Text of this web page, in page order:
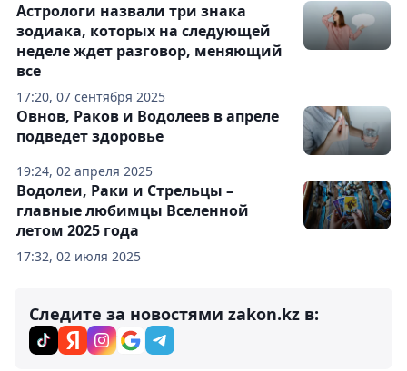
17:20, 07 сентября 2025
Астрологи назвали три знака
зодиака, которых на следующей
неделе ждет разговор, меняющий
все
19:24, 02 апреля 2025
Овнов, Раков и Водолеев в апреле
подведет здоровье
17:32, 02 июля 2025
Водолеи, Раки и Стрельцы –
главные любимцы Вселенной
летом 2025 года
Следите за новостями zakon.kz в: